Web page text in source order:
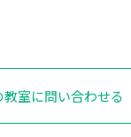
教室に問い合わせる